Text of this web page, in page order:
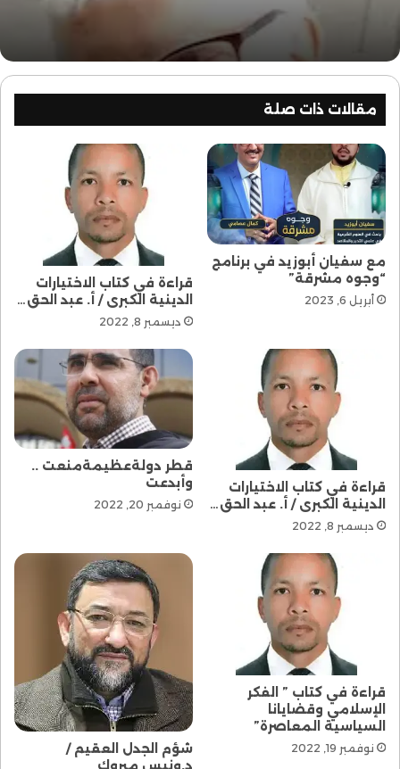
مقالات ذات صلة
مع سفيان أبوزيد في برنامج
“وجوه مشرقة”
أبريل 6, 2023
قراءة في كتاب الاختيارات
الدينية الكبرى / أ. عبد الحق…
ديسمبر 8, 2022
قراءة في كتاب الاختيارات
الدينية الكبرى / أ. عبد الحق…
ديسمبر 8, 2022
قطر دولةعظيمةمنعت ..
وأبدعت
نوفمبر 20, 2022
قراءة في كتاب ” الفكر
الإسلامي وقضايانا
السياسية المعاصرة”
نوفمبر 19, 2022
شؤم الجدل العقيم /
د.ونيس مبروك